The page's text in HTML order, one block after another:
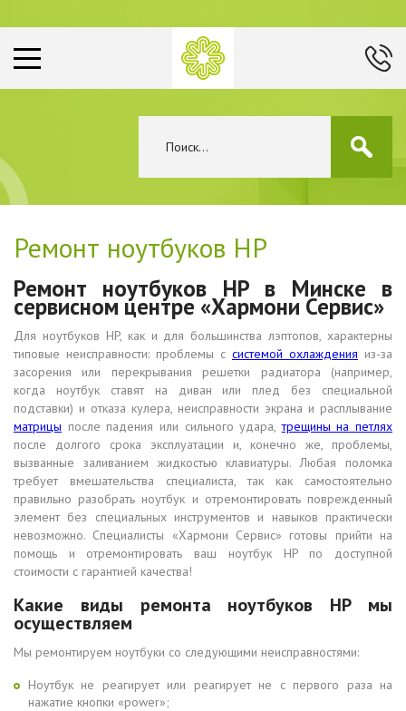
Ремонт ноутбуков HP
Ремонт ноутбуков HP в Минске в
сервисном центре «Хармони Сервис»
Для ноутбуков HP, как и для большинства лэптопов, характерны
типовые неисправности: проблемы с системой охлаждения из-за
засорения или перекрывания решетки радиатора (например,
когда ноутбук ставят на диван или плед без специальной
подставки) и отказа кулера, неисправности экрана и расплывание
матрицы после падения или сильного удара,трещины на петлях
после долгого срока эксплуатации и, конечно же, проблемы,
вызванные заливанием жидкостью клавиатуры. Любая поломка
требует вмешательства специалиста, так как самостоятельно
правильно разобрать ноутбук и отремонтировать поврежденный
элемент без специальных инструментов и навыков практически
невозможно. Специалисты «Хармони Сервис» готовы прийти на
помощь и отремонтировать ваш ноутбук HP по доступной
стоимости с гарантией качества!
Какие виды ремонта ноутбуков HP мы
осуществляем
Мы ремонтируем ноутбуки со следующими неисправностями:
Ноутбук не реагирует или реагирует не с первого раза на
нажатие кнопки «power»;